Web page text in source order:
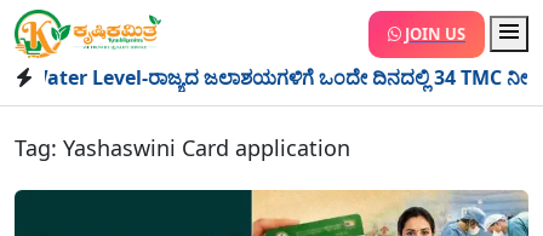
JOIN US
Level-ರಾಜ್ಯದ ಜಲಾಶಯಗಳಿಗೆ ಒಂದೇ ದಿನದಲ್ಲಿ 34 TMC ನೀರು
Tag: Yashaswini Card application